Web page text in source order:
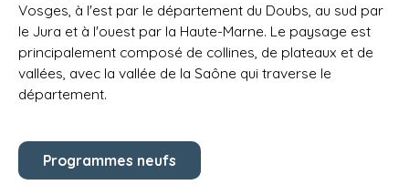
Vosges, à l'est par le département du Doubs, au sud par
le Jura et à l'ouest par la Haute-Marne. Le paysage est
principalement composé de collines, de plateaux et de
vallées, avec la vallée de la Saône qui traverse le
département.
Programmes neufs